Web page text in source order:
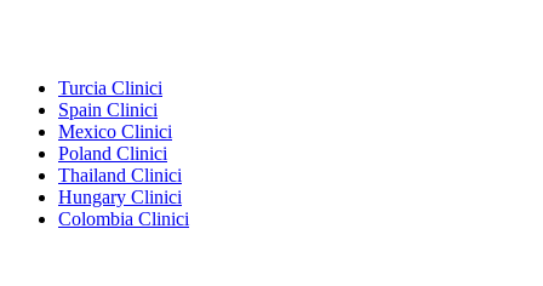
Turcia Clinici
Spain Clinici
Mexico Clinici
Poland Clinici
Thailand Clinici
Hungary Clinici
Colombia Clinici